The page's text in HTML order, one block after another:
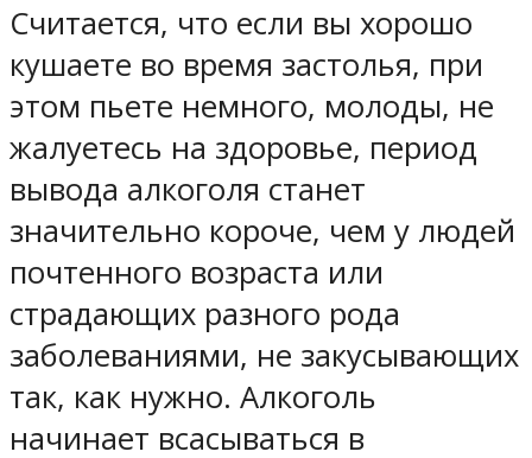
Считается, что если вы хорошо
кушаете во время застолья, при
этом пьете немного, молоды, не
жалуетесь на здоровье, период
вывода алкоголя станет
значительно короче, чем у людей
почтенного возраста или
страдающих разного рода
заболеваниями, не закусывающих
так, как нужно. Алкоголь
начинает всасываться в